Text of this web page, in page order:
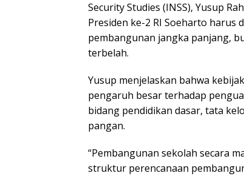
Security Studies (INSS), Yusup
Presiden ke-2 RI Soeharto harus
pembangunan jangka panjang,
terbelah.
Yusup menjelaskan bahwa
pengaruh besar terhadap
bidang pendidikan dasar, tata
pangan.
“Pembangunan sekolah secara
struktur perencanaan